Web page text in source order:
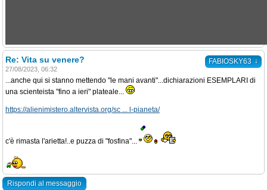
FABIOSKY63 ↓
Re: Vita su venere?
27/08/2023, 06:32
...anche qui si stanno mettendo "le mani avanti"...dichiarazioni ESEMPLARI di
una scienteista "fino a ieri" plateale...
https://alienimistero.altervista.org/sc ... l-pianeta/
c'è rimasta l'arietta!..e puzza di "fosfina"...
Rispondi al messaggio